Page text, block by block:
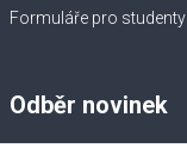
Formuláře pro studenty
Odběr novinek